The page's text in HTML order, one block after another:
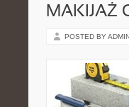
MAKIJAŻ
POSTED BY